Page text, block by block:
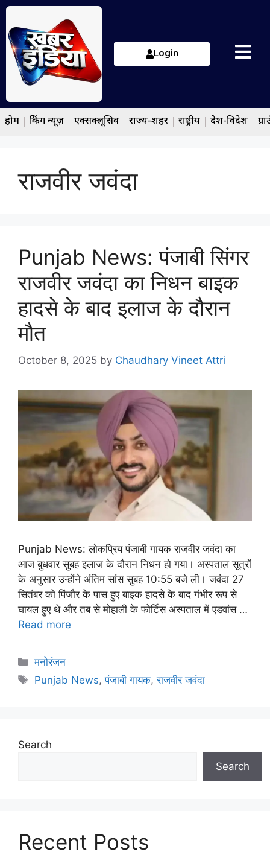
Login
होम ब्रेकिंग न्यूज़ एक्सक्लूसिव राज्य-शहर राष्ट्रीय देश-विदेश
राजवीर जवंदा
Punjab News: पंजाबी सिंगर
राजवीर जवंदा का निधन बाइक
हादसे के बाद इलाज के दौरान
मौत
October 8, 2025 by Chaudhary Vineet Attri
Punjab News: लोकप्रिय पंजाबी गायक राजवीर जवंदा का
आज बुधवार सुबह इलाज के दौरान निधन हो गया। अस्पताल सूत्रों
के अनुसार उन्होंने अंतिम सांस सुबह 10:55 बजे ली। जवंदा 27
सितंबर को पिंजौर के पास हुए बाइक हादसे के बाद गंभीर रूप से
घायल हुए थे और तब से मोहाली के फोर्टिस अस्पताल में एडवांस …
Read more
मनोरंजन
Punjab News,पंजाबी गायक,राजवीर जवंदा
Search
Search
Recent Posts